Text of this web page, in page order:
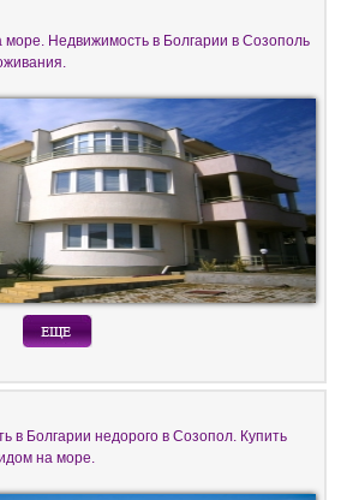
море. Недвижимость в Болгарии в Созополь
в Болгарии недорого в Созопол. Купить
на море.